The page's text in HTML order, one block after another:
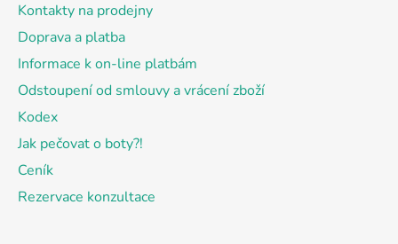
Kontakty na prodejny
Doprava a platba
Informace k on-line platbám
Odstoupení od smlouvy a vrácení zboží
Kodex
Jak pečovat o boty?!
Ceník
Rezervace konzultace